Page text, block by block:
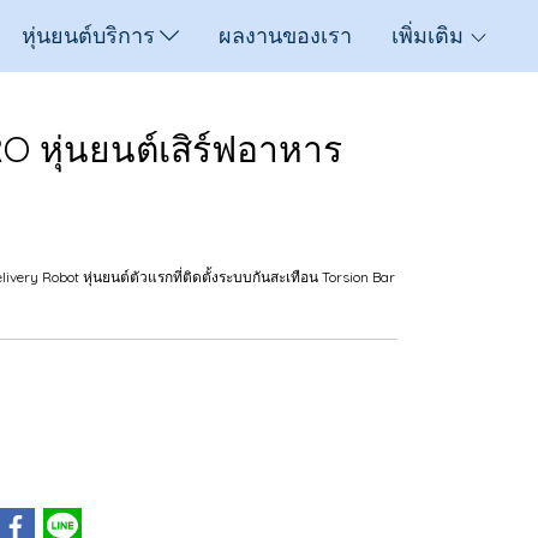
หุ่นยนต์บริการ ผลงานของเรา เพิ่มเติม
หุ่นยนต์เสิร์ฟอาหาร
Robot หุ่นยนต์ตัวแรกที่ติดตั้งระบบกันสะเทือน Torsion Bar